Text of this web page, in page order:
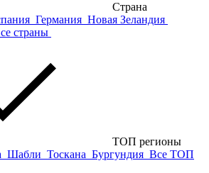
Страна
Германия Новая Зеландия
страны
ТОП регионы
Шабли Тоскана Бургундия Все ТОП